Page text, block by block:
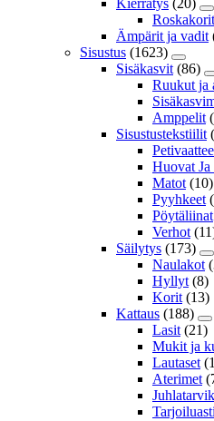
Kierrätys (20)
Roskakorit
Ämpärit ja vadit
Sisustus (1623)
Sisäkasvit (86)
Ruukut ja
Amppelit
Sisustustekstiilit
Huovat
Matot (10)
Pyyhkeet
Pöytäliinat
Verhot
Säilytys (173)
Naulakot
Hyllyt (8)
Korit (13)
Kattaus (188)
Lasit (21)
Mukit ja
Lautaset
Aterimet